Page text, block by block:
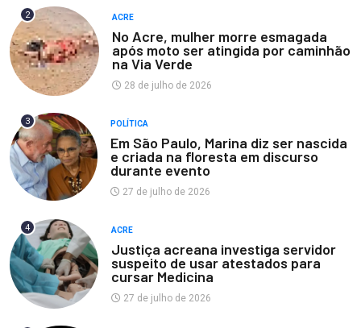
2 ACRE
No Acre, mulher morre esmagada
após moto ser atingida por caminhão
na Via Verde
28 de julho de 2026
3 POLÍTICA
Em São Paulo, Marina diz ser nascida
e criada na floresta em discurso
durante evento
27 de julho de 2026
4 ACRE
Justiça acreana investiga servidor
suspeito de usar atestados para
cursar Medicina
27 de julho de 2026